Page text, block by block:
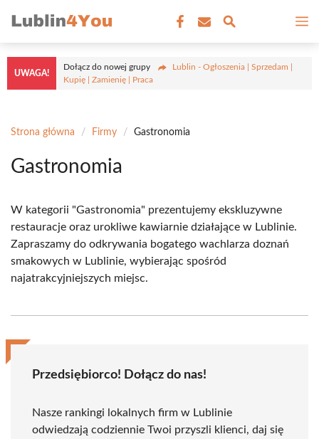
do
treści
UWAGA!
Dołącz do nowej grupy
Lublin - Ogłoszenia | Sprzedam |
Kupię | Zamienię | Praca
Strona główna / Firmy / Gastronomia
Gastronomia
W kategorii "Gastronomia" prezentujemy ekskluzywne
restauracje oraz urokliwe kawiarnie działające w Lublinie.
Zapraszamy do odkrywania bogatego wachlarza doznań
smakowych w Lublinie, wybierając spośród
najatrakcyjniejszych miejsc.
Przedsiębiorco! Dołącz do nas!
Nasze rankingi lokalnych firm w Lublinie
odwiedzają codziennie Twoi przyszli klienci, daj się